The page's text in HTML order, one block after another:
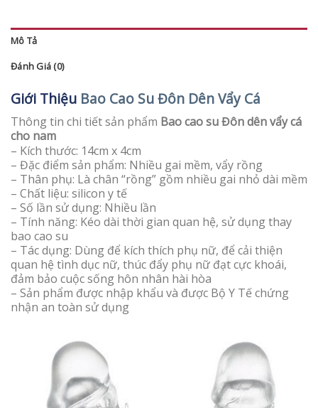
Mô Tả
Đánh Giá (0)
Giới Thiệu Bao Cao Su Đôn Dên Vẩy Cá
Thông tin chi tiết sản phẩm Bao cao su Đôn dên vẩy cá
cho nam
– Kích thước: 14cm x 4cm
– Đặc điểm sản phẩm: Nhiều gai mềm, vẩy rồng
– Thân phụ: Là chân “rồng” gồm nhiều gai nhỏ dài mềm
– Chất liệu: silicon y tế
– Số lần sử dụng: Nhiều lần
– Tính năng: Kéo dài thời gian quan hệ, sử dụng thay
bao cao su
– Tác dụng: Dùng để kích thích phụ nữ, để cải thiện
quan hệ tình dục nữ, thúc đẩy phụ nữ đạt cực khoái,
đảm bảo cuộc sống hôn nhân hài hòa
– Sản phẩm được nhập khẩu và được Bộ Y Tế chứng
nhận an toàn sử dụng